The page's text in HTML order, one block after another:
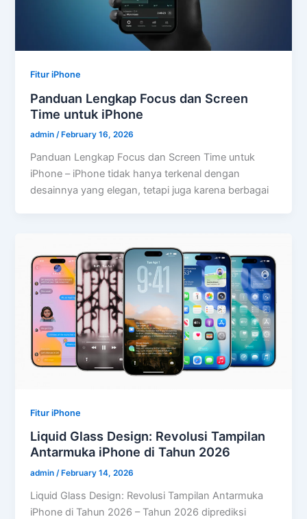
Fitur iPhone
Panduan Lengkap Focus dan Screen
Time untuk iPhone
admin/ February 16, 2026
Panduan Lengkap Focus dan Screen Time untuk
iPhone – iPhone tidak hanya terkenal dengan
desainnya yang elegan, tetapi juga karena berbagai
Fitur iPhone
Liquid Glass Design: Revolusi Tampilan
Antarmuka iPhone di Tahun 2026
admin/ February 14, 2026
Liquid Glass Design: Revolusi Tampilan Antarmuka
iPhone di Tahun 2026 – Tahun 2026 diprediksi